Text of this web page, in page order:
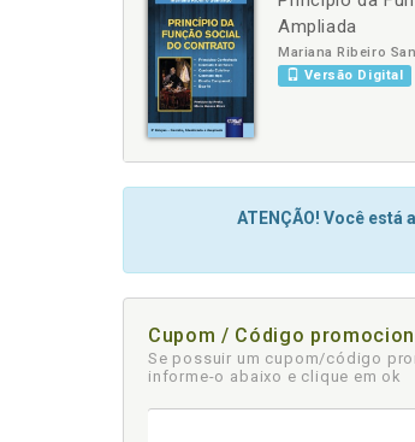
Ampliada
Mariana Ribeiro
Versão Digital
ATENÇÃO! Você
Cupom / Código
Se possuir um cupom/código
informe-o abaixo e clique em ok